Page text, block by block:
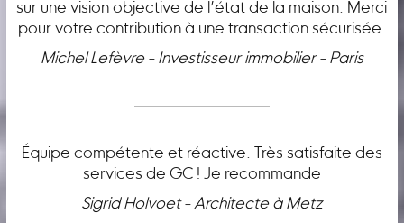
sur une vision objective de l’état de la maison. Merci
pour votre contribution à une transaction sécurisée.
Michel Lefèvre - Investisseur immobilier - Paris
Équipe compétente et réactive. Très satisfaite des
services de GC ! Je recommande
Sigrid Holvoet - Architecte à Metz